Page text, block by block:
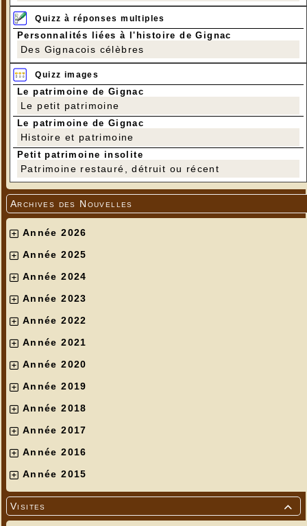
Quizz à réponses multiples
Personnalités liées à l'histoire de Gignac
Des Gignacois célèbres
Quizz images
Le patrimoine de Gignac
Le petit patrimoine
Le patrimoine de Gignac
Histoire et patrimoine
Petit patrimoine insolite
Patrimoine restauré, détruit ou récent
Archives des Nouvelles
Année 2026
Année 2025
Année 2024
Année 2023
Année 2022
Année 2021
Année 2020
Année 2019
Année 2018
Année 2017
Année 2016
Année 2015

Visites